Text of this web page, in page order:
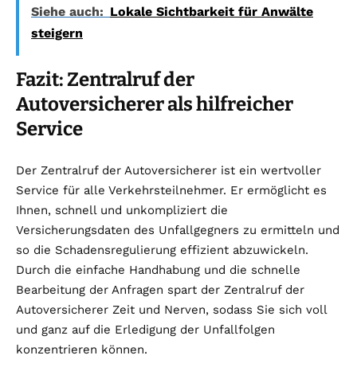
Siehe auch: Lokale Sichtbarkeit für Anwälte
steigern
Fazit: Zentralruf der
Autoversicherer als hilfreicher
Service
Der Zentralruf der Autoversicherer ist ein wertvoller
Service für alle Verkehrsteilnehmer. Er ermöglicht es
Ihnen, schnell und unkompliziert die
Versicherungsdaten des Unfallgegners zu ermitteln und
so die Schadensregulierung effizient abzuwickeln.
Durch die einfache Handhabung und die schnelle
Bearbeitung der Anfragen spart der Zentralruf der
Autoversicherer Zeit und Nerven, sodass Sie sich voll
und ganz auf die Erledigung der Unfallfolgen
konzentrieren können.